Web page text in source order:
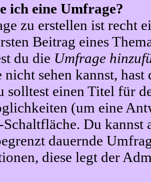
ich eine Umfrage?
zu erstellen ist recht
Beitrag eines
du die Umfrage
nicht sehen kannst,
solltest einen Titel für
(um eine
-Schaltfläche. Du
dauernde
diese legt der